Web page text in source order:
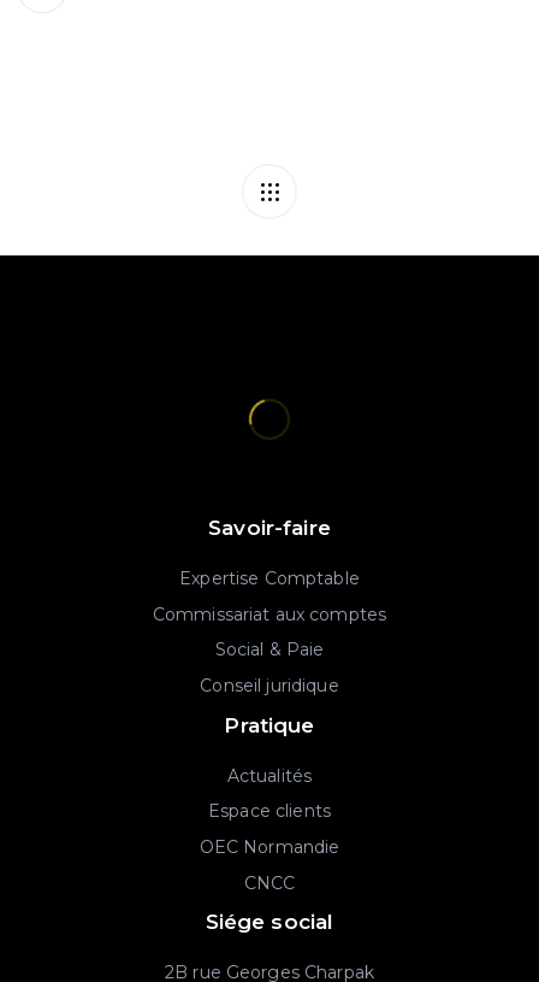
Savoir-faire
Expertise Comptable
Commissariat aux comptes
Social & Paie
Conseil juridique
Pratique
Actualités
Espace clients
OEC Normandie
CNCC
Siége social
2B rue Georges Charpak